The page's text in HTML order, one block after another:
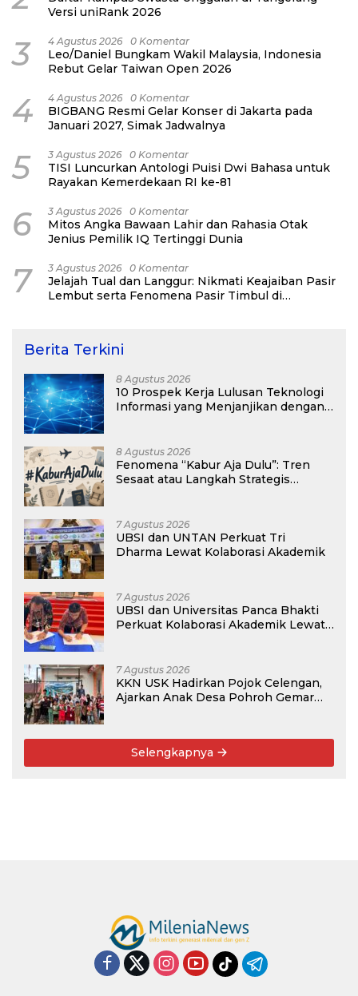
Versi uniRank 2026
3 4 Agustus 2026 0 Komentar
Leo/Daniel Bungkam Wakil Malaysia, Indonesia
Rebut Gelar Taiwan Open 2026
4 4 Agustus 2026 0 Komentar
BIGBANG Resmi Gelar Konser di Jakarta pada
Januari 2027, Simak Jadwalnya
5 3 Agustus 2026 0 Komentar
TISI Luncurkan Antologi Puisi Dwi Bahasa untuk
Rayakan Kemerdekaan RI ke-81
6 3 Agustus 2026 0 Komentar
Mitos Angka Bawaan Lahir dan Rahasia Otak
Jenius Pemilik IQ Tertinggi Dunia
7 3 Agustus 2026 0 Komentar
Jelajah Tual dan Langgur: Nikmati Keajaiban Pasir
Lembut serta Fenomena Pasir Timbul di
Berita Terkini
8 Agustus 2026
10 Prospek Kerja Lulusan Teknologi
Informasi yang Menjanjikan dengan
8 Agustus 2026
Fenomena “Kabur Aja Dulu”: Tren
Sesaat atau Langkah Strategis
7 Agustus 2026
UBSI dan UNTAN Perkuat Tri
Dharma Lewat Kolaborasi Akademik
7 Agustus 2026
UBSI dan Universitas Panca Bhakti
Perkuat Kolaborasi Akademik Lewat
7 Agustus 2026
KKN USK Hadirkan Pojok Celengan,
Ajarkan Anak Desa Pohroh Gemar
Selengkapnya